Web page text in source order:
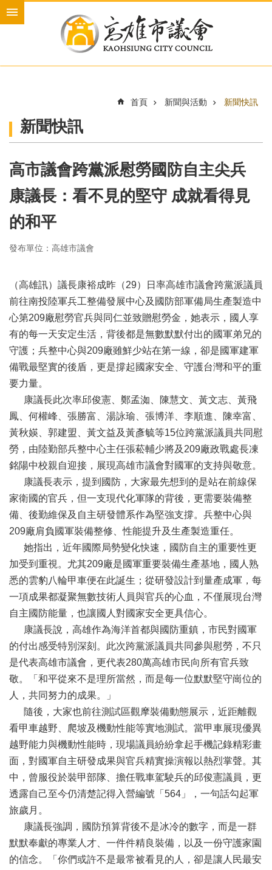
跳到主要內容區塊
介
本
會
議
員
聞
動
大
資
訊
本
會
版
品
法
規
便
服
本
會
系
統
回
首
頁
網
覽
ENGLISH
影
音
隨
選
訊
系
統
首頁 新聞與活動 新聞快訊
新聞快訊
高市議會跨黨派慰勞國防自主尖兵
康議長：看不見的堅守 成就看得見
的和平
發布單位：高雄市議會
（高雄訊）議長康裕成昨（29）日率高雄市議會跨黨派議員
前往南投陸軍兵工整備發展中心及國防部軍備局生產製造中
心第209廠慰勞官兵與同仁並致贈慰勞金，她表示，國人享
有的每一天安定生活，背後都是無數默默付出的國軍弟兄的
守護；兵整中心與209廠雖鮮少站在第一線，卻是國軍建軍
備戰最堅實的後盾，更是撐起國家安全、守護台灣和平的重
要力量。
康議長此次率邱俊憲、鄭孟洳、陳慧文、黃文志、黃飛
鳳、何權峰、張勝富、湯詠瑜、張博洋、李順進、陳幸富、
黃秋媖、郭建盟、黃文益及黃彥毓等15位跨黨派議員共同慰
勞，由陸勤部兵整中心主任張菘輔少將及209廠政戰處長凍
銘陽中校親自迎接，展現高雄市議會對國軍的支持與敬意。
康議長表示，提到國防，大家最先想到的是站在前線保
家衛國的官兵，但一支現代化軍隊的背後，更需要裝備整
備、後勤維保及自主研發體系作為堅強支撐。兵整中心與
209廠肩負國軍裝備整修、性能提升及生產製造重任。
她指出，近年國際局勢變化快速，國防自主的重要性更
加受到重視。尤其209廠是國軍重要裝備生產基地，國人熟
悉的雲豹八輪甲車便在此誕生；從研發設計到量產成軍，每
一項成果都凝聚無數技術人員與官兵的心血，不僅展現台灣
自主國防能量，也讓國人對國家安全更具信心。
康議長說，高雄作為海洋首都與國防重鎮，市民對國軍
的付出感受特別深刻。此次跨黨派議員共同參與慰勞，不只
是代表高雄市議會，更代表280萬高雄市民向所有官兵致
敬。「和平從來不是理所當然，而是每一位默默堅守崗位的
人，共同努力的成果。」
隨後，大家也前往測試區觀摩裝備動態展示，近距離觀
看甲車越野、爬坡及機動性能等實地測試。當甲車展現優異
越野能力與機動性能時，現場議員紛紛拿起手機記錄精彩畫
面，對國軍自主研發成果與官兵精實操演報以熱烈掌聲。其
中，曾服役於裝甲部隊、擔任戰車駕駛兵的邱俊憲議員，更
透露自己至今仍清楚記得入營編號「564」，一句話勾起軍
旅歲月。
康議長強調，國防預算背後不是冰冷的數字，而是一群
默默奉獻的專業人才、一件件精良裝備，以及一份守護家園
的信念。「你們或許不是最常被看見的人，卻是讓人民最安